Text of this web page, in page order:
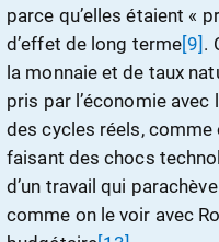
parce qu’elles étaient «
d’effet de long terme[9] .
la monnaie et de taux
pris par l’économie
des cycles réels,
faisant des chocs
d’un travail qui
comme on le voir avec